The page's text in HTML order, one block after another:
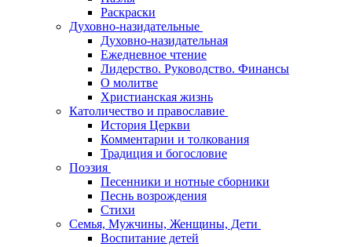
Раскраски
Духовно-назидательные
Духовно-назидательная
Ежедневное чтение
Лидерство. Руководство. Финансы
О молитве
Христианская жизнь
Католичество и православие
История Церкви
Комментарии и толкования
Традиция и богословие
Поэзия
Песенники и нотные сборники
Песнь возрождения
Стихи
Семья, Мужчины, Женщины, Дети
Воспитание детей